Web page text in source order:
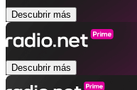
Descubrir más
Descubrir más